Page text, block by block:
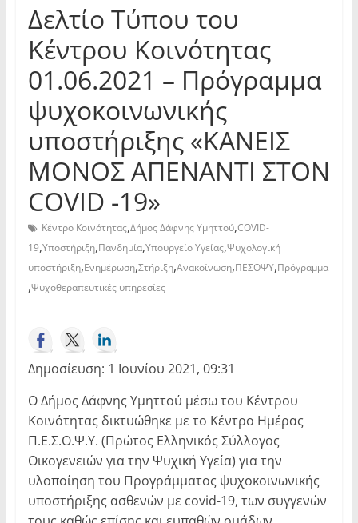
Δελτίο Τύπου του
Κέντρου Κοινότητας
01.06.2021 – Πρόγραμμα
ψυχοκοινωνικής
υποστήριξης «ΚΑΝΕΙΣ
ΜΟΝΟΣ ΑΠΕΝΑΝΤΙ ΣΤΟΝ
COVID -19»
Κέντρο Κοινότητας,Δήμος Δάφνης Υμηττού,COVID-
19,Υποστήριξη,Πανδημία,Υπουργείο Υγείας,Ψυχολογική
υποστήριξη,Ενημέρωση,Στήριξη,Ανακοίνωση,ΠΕΣΟΨΥ,Πρόγραμμα
,Ψυχοθεραπευτικές υπηρεσίες
Δημοσίευση: 1 Ιουνίου 2021, 09:31
Ο Δήμος Δάφνης Υμηττού μέσω του Κέντρου
Κοινότητας δικτυώθηκε με το Κέντρο Ημέρας
Π.Ε.Σ.Ο.Ψ.Υ. (Πρώτος Ελληνικός Σύλλογος
Οικογενειών για την Ψυχική Υγεία) για την
υλοποίηση του Προγράμματος ψυχοκοινωνικής
υποστήριξης ασθενών με covid-19, των συγγενών